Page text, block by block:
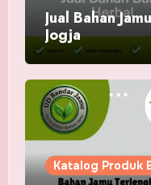
Jual Bahan
Jogja
Katalog Produk